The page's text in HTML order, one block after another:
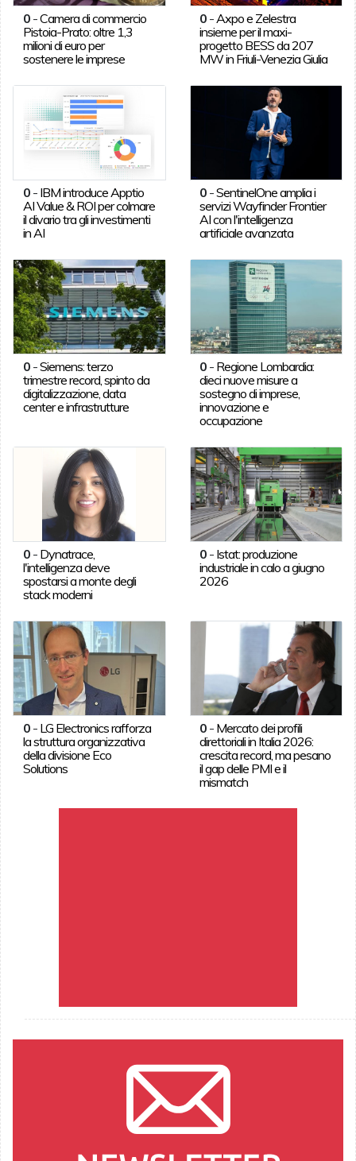
0-Camera di commercio
Pistoia-Prato: oltre 1,3
milioni di euro per
sostenere le imprese
0 - Axpo e Zelestra
insieme per il maxi-
progetto BESS da 207
MW in Friuli-Venezia Giulia
0- IBM introduce Apptio
AI Value & ROI per colmare
il divario tra gli investimenti
in AI
0 -SentinelOne amplia i
servizi Wayfinder Frontier
AI con l'intelligenza
artificiale avanzata
0-Siemens: terzo
trimestre record, spinto da
digitalizzazione, data
center e infrastrutture
0 - Regione Lombardia:
dieci nuove misure a
sostegno di imprese,
innovazione e
occupazione
0- Dynatrace,
l'intelligenza deve
spostarsi a monte degli
stack moderni
0 - Istat: produzione
industriale in calo a giugno
2026
0- LG Electronics rafforza
la struttura organizzativa
della divisione Eco
Solutions
0 - Mercato dei profili
direttoriali in Italia 2026:
crescita record, ma pesano
il gap delle PMI e il
mismatch